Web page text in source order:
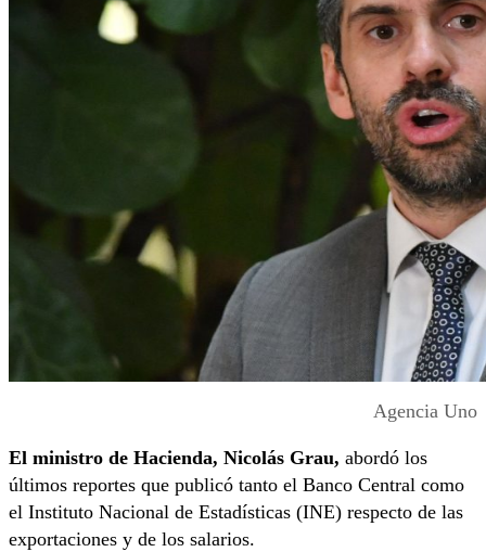
Agencia Uno
El ministro de Hacienda, Nicolás Grau, abordó los
últimos reportes que publicó tanto el Banco Central como
el Instituto Nacional de Estadísticas (INE) respecto de las
exportaciones y de los salarios.